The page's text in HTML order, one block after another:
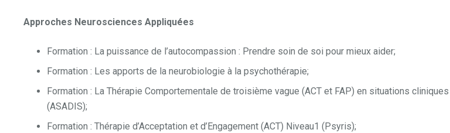
Approches Neurosciences Appliquées
Formation : La puissance de l’autocompassion : Prendre soin de soi pour mieux aider;
Formation : Les apports de la neurobiologie à la psychothérapie;
Formation : La Thérapie Comportementale de troisième vague (ACT et FAP) en situations
(ASADIS);
Formation : Thérapie d’Acceptation et d’Engagement (ACT) Niveau1 (Psyris);